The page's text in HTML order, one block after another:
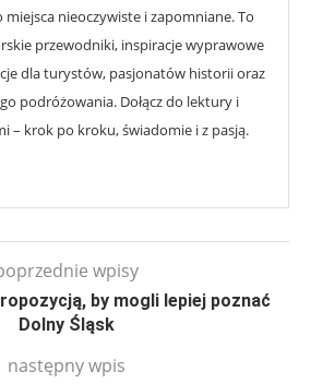
miejsca nieoczywiste i zapomniane. To
przewodniki, inspiracje wyprawowe
dla turystów, pasjonatów historii oraz
podróżowania. Dołącz do lektury i
– krok po kroku, świadomie i z pasją.
wpisy
by mogli lepiej poznać
Dolny Śląsk
następny wpis